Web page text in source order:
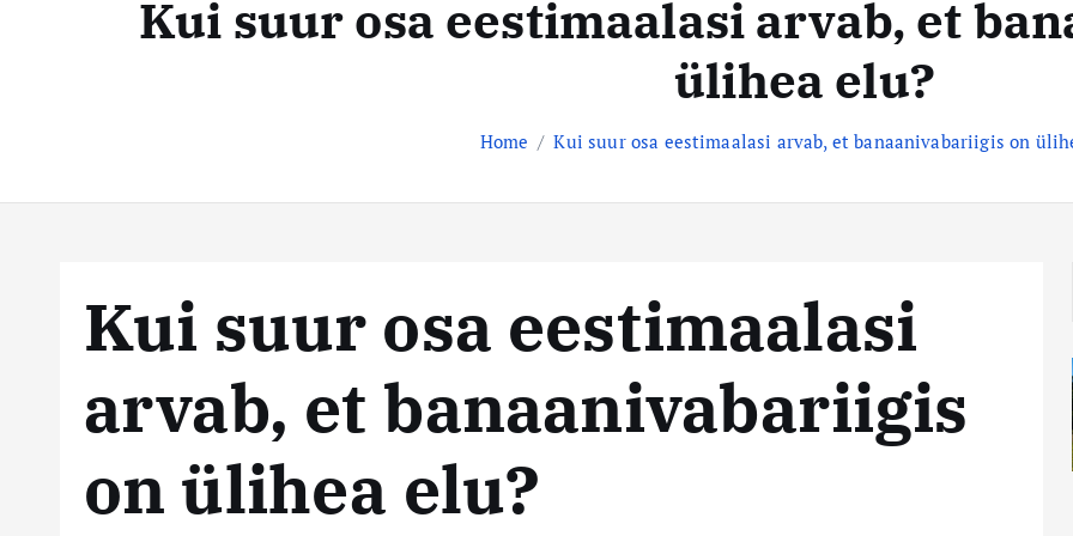
k
k
u
Kui suur osa eestimaalasi arvab, et
ülihea elu?
Home Kui suur osa eestimaalasi arvab, et banaanivabariigis on
Kui suur osa eestimaalasi
arvab, et banaanivabariigis
on ülihea elu?